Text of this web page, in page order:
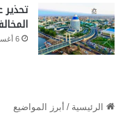
6 أغسطس، 2026